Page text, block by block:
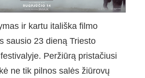
ir kartu itališka filmo
sausio 23 dieną Triesto
Peržiūrą pristačiusi
ne tik pilnos salės žiūrovų